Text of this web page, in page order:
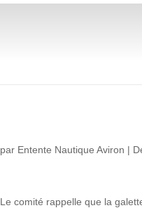
par Entente Nautique Aviron |
Le comité rappelle que la